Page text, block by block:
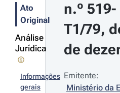
Ato
Original
Análise
Jurídica
Informações
gerais
n.º 519-
T1/79,
de
Emitente:
Ministério da